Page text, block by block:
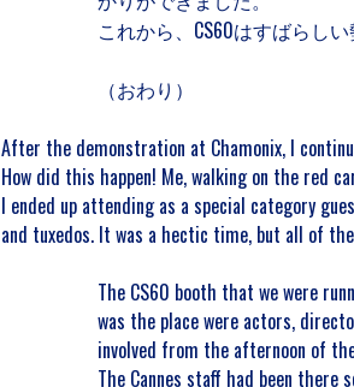
これから、CS60はすばらし
（おわり）
After the demonstration at Chamonix, I
How did this happen! Me, walking on the red
I ended up attending as a special category
and tuxedos. It was a hectic time, but all of
The CS60 booth that we were
was the place were actors,
involved from the afternoon of
The Cannes staff had been